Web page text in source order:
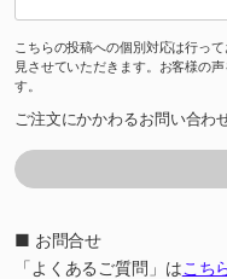
こちらの投稿への個別対応は行っ
見させていただきます。お客様の
す。
ご注文にかかわるお問い合わ
■ お問合せ
「よくあるご質問」はこち